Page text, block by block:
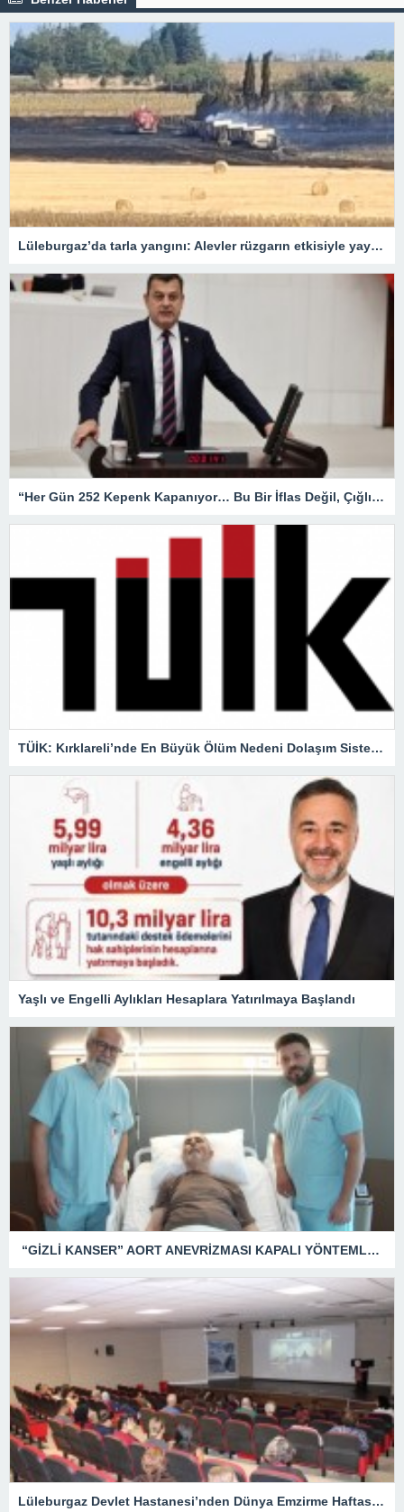
Lüleburgaz’da tarla yangını: Alevler rüzgarın etkisiyle yayıldı
“Her Gün 252 Kepenk Kapanıyor… Bu Bir İflas Değil, Çığlıktır!”
TÜİK: Kırklareli’nde En Büyük Ölüm Nedeni Dolaşım Sistemi Hastalıkları
Yaşlı ve Engelli Aylıkları Hesaplara Yatırılmaya Başlandı
“GİZLİ KANSER” AORT ANEVRİZMASI KAPALI YÖNTEMLE TEDAVİ EDİLDİ
Lüleburgaz Devlet Hastanesi’nden Dünya Emzirme Haftası Katılımı